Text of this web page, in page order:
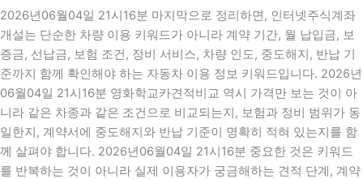
2026년06월04일 21시16분 마지막으로 정리하면, 인터넷주식계좌
개설는 단순한 차량 이용 키워드가 아니라 계약 기간, 월 납입금, 보
증금, 선납금, 보험 조건, 정비 서비스, 차량 인도, 중도해지, 반납 기
준까지 함께 확인해야 하는 자동차 이용 정보 키워드입니다. 2026년
06월04일 21시16분 영화학교카견적비교 역시 가격만 보는 것이 아
니라 같은 차종과 같은 조건으로 비교되는지, 보험과 정비 범위가 동
일한지, 계약서에 중도해지와 반납 기준이 명확히 적혀 있는지를 함
께 살펴야 합니다. 2026년06월04일 21시16분 중요한 것은 키워드
를 반복하는 것이 아니라 실제 이용자가 궁금해하는 견적 단계, 계약